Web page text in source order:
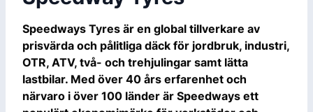
Speedways Tyres är en global tillverkare av
prisvärda och pålitliga däck för jordbruk, industri,
OTR, ATV, två- och trehjulingar samt lätta
lastbilar. Med över 40 års erfarenhet och
närvaro i över 100 länder är Speedways ett